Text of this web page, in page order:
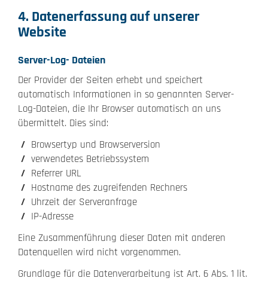
4. Datenerfassung auf unserer
Website
Server-Log- Dateien
Der Provider der Seiten erhebt und speichert
automatisch Informationen in so genannten Server-
Log-Dateien, die Ihr Browser automatisch an uns
übermittelt. Dies sind:
Browsertyp und Browserversion
verwendetes Betriebssystem
Referrer URL
Hostname des zugreifenden Rechners
Uhrzeit der Serveranfrage
IP-Adresse
Eine Zusammenführung dieser Daten mit anderen
Datenquellen wird nicht vorgenommen.
Grundlage für die Datenverarbeitung ist Art. 6 Abs. 1 lit.